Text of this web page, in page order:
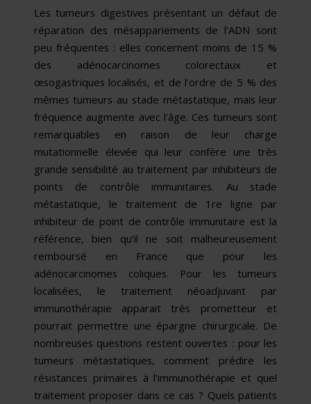
Les tumeurs digestives présentant un défaut de
réparation des mésappariements de l’ADN sont
peu fréquentes : elles concernent moins de 15 %
des adénocarcinomes colorectaux et
œsogastriques localisés, et de l’ordre de 5 % des
mêmes tumeurs au stade métastatique, mais leur
fréquence augmente avec l’âge. Ces tumeurs sont
remarquables en raison de leur charge
mutationnelle élevée qui leur confère une très
grande sensibilité au traitement par inhibiteurs de
points de contrôle immunitaires. Au stade
métastatique, le traitement de 1re ligne par
inhibiteur de point de contrôle immunitaire est la
référence, bien qu’il ne soit malheureusement
remboursé en France que pour les
adénocarcinomes coliques. Pour les tumeurs
localisées, le traitement néoadjuvant par
immunothérapie apparait très prometteur et
pourrait permettre une épargne chirurgicale. De
nombreuses questions restent ouvertes : pour les
tumeurs métastatiques, comment prédire les
résistances primaires à l’immunothérapie et quel
traitement proposer dans ce cas ? Quels patients